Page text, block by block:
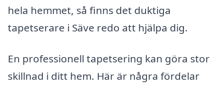
hela hemmet, så finns det duktiga
tapetserare i Säve redo att hjälpa dig.
En professionell tapetsering kan göra stor
skillnad i ditt hem. Här är några fördelar